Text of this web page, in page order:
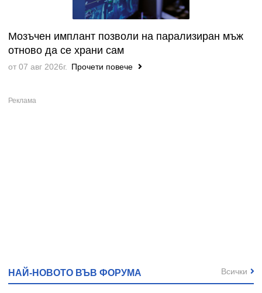
Мозъчен имплант позволи на парализиран мъж
отново да се храни сам
от 07 авг 2026г. Прочети повече
НАЙ-НОВОТО ВЪВ ФОРУМА Всички